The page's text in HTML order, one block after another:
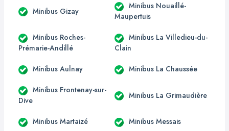
Minibus Gizay
Minibus Nouaillé-
Maupertuis
Minibus Roches-
Prémarie-Andillé
Minibus La Villedieu-du-
Clain
Minibus Aulnay Minibus La Chaussée
Minibus Frontenay-sur-
Dive
Minibus La Grimaudière
Minibus Martaizé Minibus Messais